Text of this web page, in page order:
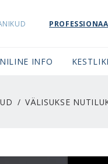
INFO
VÄLISUKSE